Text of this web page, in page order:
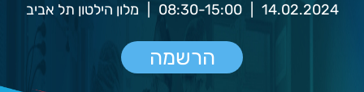
14.02.2024
08:30-15:00 מלון הילטון תל אביב
הרשמה